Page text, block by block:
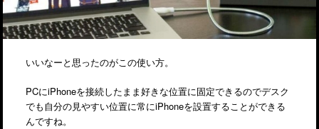
いいなーと思ったのがこの使い方。
PCにiPhoneを接続したまま好きな位置に固定できるのでデスク
でも自分の見やすい位置に常にiPhoneを設置することができる
んですね。